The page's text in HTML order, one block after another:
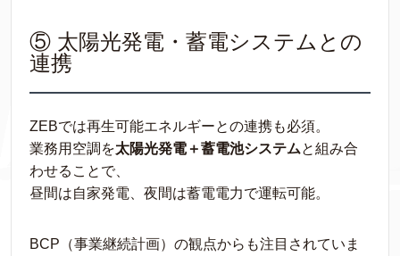
⑤ 太陽光発電・蓄電システムとの
連携
ZEBでは再生可能エネルギーとの連携も必須。
業務用空調を太陽光発電＋蓄電池システムと組み合
わせることで、
昼間は自家発電、夜間は蓄電電力で運転可能。
BCP（事業継続計画）の観点からも注目されていま